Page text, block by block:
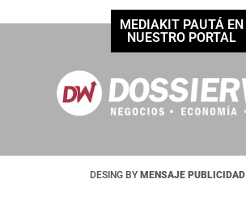
MEDIAKIT PAUTÁ EN
NUESTRO PORTAL
DESING BY MENSAJE PUBLICIDAD